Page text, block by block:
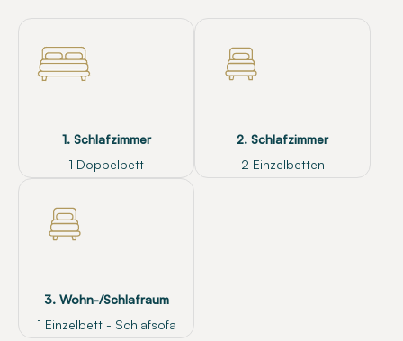
1. Schlafzimmer
1 Doppelbett
2. Schlafzimmer
2 Einzelbetten
3. Wohn-/Schlafraum
1 Einzelbett - Schlafsofa